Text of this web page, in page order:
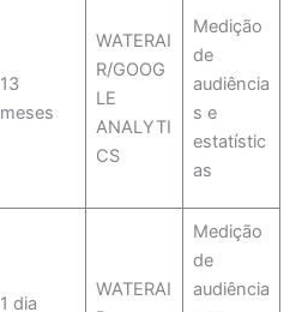
13
meses
WATERAI
R/GOOG
LE
ANALYTI
CS
Medição
de
audiência
s e
estatístic
as
1 dia
WATERAI
Medição
de
audiência